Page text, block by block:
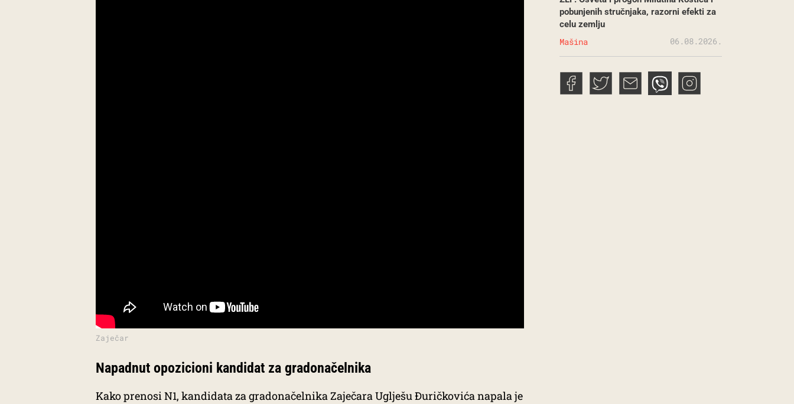
Zaječar
Napadnut opozicioni kandidat za gradonačelnika
Kako prenosi N1, kandidata za gradonačelnika Zaječara Uglješu Đuričkovića napala je
pobunjenih stručnjaka, razorni efekti za
celu zemlju
Mašina 06.08.2026.